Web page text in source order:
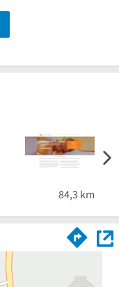
84,3 km